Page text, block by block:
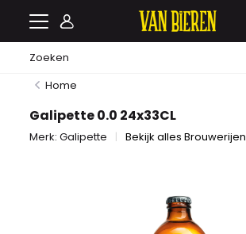
Home
Galipette 0.0 24x33CL
Merk:Galipette Bekijk alles Brouwerijen